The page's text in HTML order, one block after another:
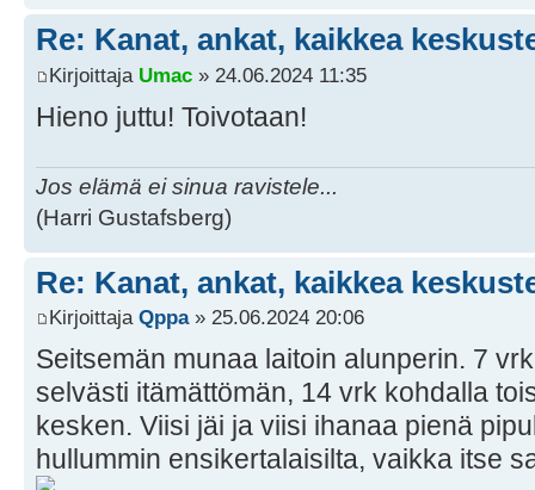
Re: Kanat, ankat, kaikkea
Kirjoittaja Umac » 24.06.2024 11:35
Hieno juttu! Toivotaan!
Jos elämä ei sinua ravistele...
(Harri Gustafsberg)
Re: Kanat, ankat, kaikkea
Kirjoittaja Qppa» 25.06.2024 20:06
Seitsemän munaa laitoin alunperin. 7
selvästi itämättömän, 14 vrk kohdalla
kesken. Viisi jäi ja viisi ihanaa pienä
hullummin ensikertalaisilta, vaikka itse